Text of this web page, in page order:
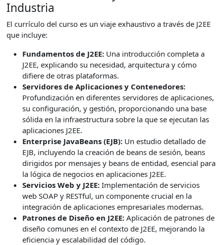
Industria
El currículo del curso es un viaje exhaustivo a través de J2EE
que incluye:
Fundamentos de J2EE: Una introducción completa a
J2EE, explicando su necesidad, arquitectura y cómo
difiere de otras plataformas.
Servidores de Aplicaciones y Contenedores:
Profundización en diferentes servidores de aplicaciones,
su configuración, y gestión, proporcionando una base
sólida en la infraestructura sobre la que se ejecutan las
aplicaciones J2EE.
Enterprise JavaBeans (EJB): Un estudio detallado de
EJB, incluyendo la creación de beans de sesión, beans
dirigidos por mensajes y beans de entidad, esencial para
la lógica de negocios en aplicaciones J2EE.
Servicios Web y J2EE: Implementación de servicios
web SOAP y RESTful, un componente crucial en la
integración de aplicaciones empresariales modernas.
Patrones de Diseño en J2EE: Aplicación de patrones de
diseño comunes en el contexto de J2EE, mejorando la
eficiencia y escalabilidad del código.